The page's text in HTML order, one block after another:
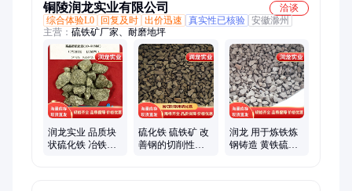
铜陵润龙实业有限公司
洽谈
综合体验L0
回复及时 出价迅速 真实性已核验 安徽滁州
主营： 硫铁矿厂家、耐磨地坪
润龙实业 品质块
状硫化铁 冶铁冶
硫化铁 硫铁矿 改
善钢的切削性能
润龙 用于炼铁炼
钢铸造 黄铁硫铁